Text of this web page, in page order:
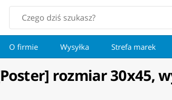
O firmie Wysyłka Strefa marek
rozmiar 30x45,